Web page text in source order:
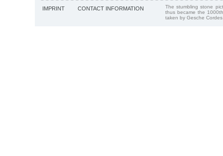
IMPRINT CONTACT INFORMATION
The stumbling stone
thus became the
taken by Gesche